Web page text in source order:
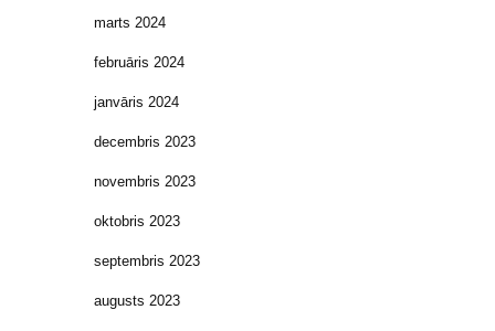
marts 2024
februāris 2024
janvāris 2024
decembris 2023
novembris 2023
oktobris 2023
septembris 2023
augusts 2023